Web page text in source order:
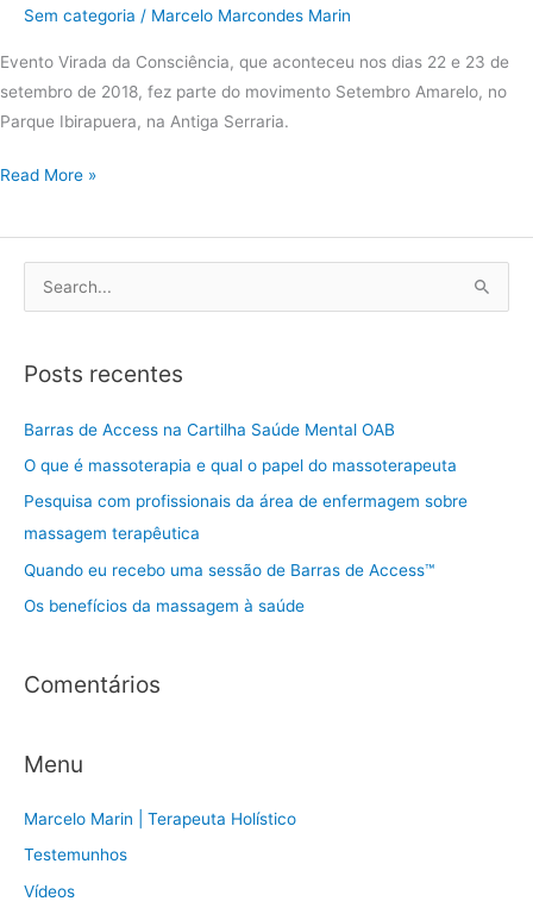
Sem categoria / Marcelo Marcondes Marin
Evento Virada da Consciência, que aconteceu nos dias 22 e 23 de
setembro de 2018, fez parte do movimento Setembro Amarelo, no
Parque Ibirapuera, na Antiga Serraria.
Read More »
q
u
p
o
:
Posts recentes
Barras de Access na Cartilha Saúde Mental OAB
O que é massoterapia e qual o papel do massoterapeuta
Pesquisa com profissionais da área de enfermagem sobre
massagem terapêutica
Quando eu recebo uma sessão de Barras de Access™
Os benefícios da massagem à saúde
Comentários
Menu
Marcelo Marin | Terapeuta Holístico
Testemunhos
Vídeos